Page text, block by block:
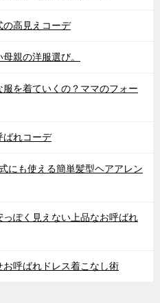
の高見えコーデ
親の洋服選び。
を着ていくの？ママのフォー
ばれコーデ
にも使える簡単髪型ヘアアレン
っぽく見えない上品なお呼ばれ
呼ばれドレス着こなし術